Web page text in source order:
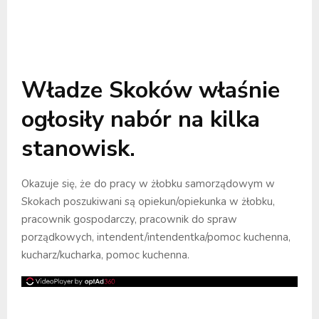
Władze Skoków właśnie
ogłosiły nabór na kilka
stanowisk.
Okazuje się, że do pracy w żłobku samorządowym w
Skokach poszukiwani są opiekun/opiekunka w żłobku,
pracownik gospodarczy, pracownik do spraw
porządkowych, intendent/intendentka/pomoc kuchenna,
kucharz/kucharka, pomoc kuchenna.